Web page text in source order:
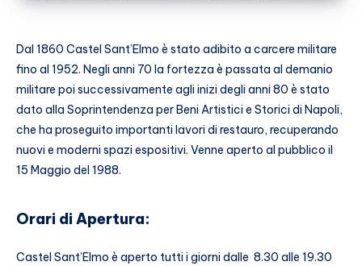
Dal 1860 Castel Sant’Elmo è stato adibito a carcere militare
fino al 1952. Negli anni 70 la fortezza è passata al demanio
militare poi successivamente agli inizi degli anni 80 è stato
dato alla Soprintendenza per Beni Artistici e Storici di Napoli,
che ha proseguito importanti lavori di restauro, recuperando
nuovi e moderni spazi espositivi. Venne aperto al pubblico il
15 Maggio del 1988.
Orari di Apertura:
Castel Sant’Elmo è aperto tutti i giorni dalle 8.30 alle 19.30